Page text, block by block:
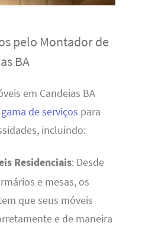
pelo Montador de
BA
em Candeias BA
de serviços para
incluindo:
Residenciais: Desde
e mesas, os
que seus móveis
e de maneira